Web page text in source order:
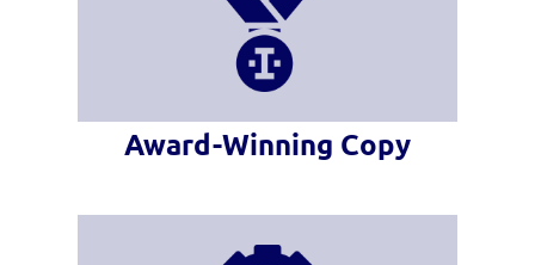
Award-Winning Copy